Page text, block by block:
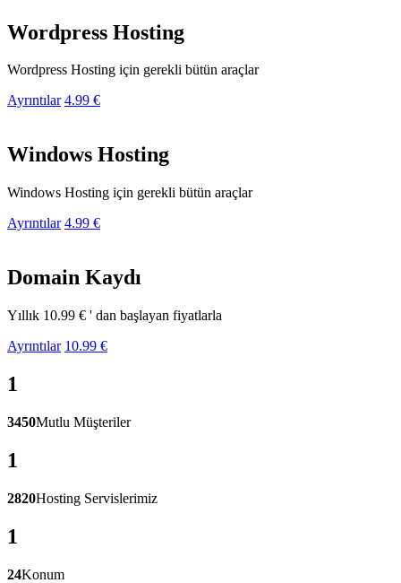
Wordpress Hosting
Wordpress Hosting için gerekli bütün araçlar
Ayrıntılar 4.99 €
Windows Hosting
Windows Hosting için gerekli bütün araçlar
Ayrıntılar 4.99 €
Domain Kaydı
Yıllık 10.99 € ' dan başlayan fiyatlarla
Ayrıntılar 10.99 €
1
3450Mutlu Müşteriler
1
2820Hosting Servislerimiz
1
24Konum